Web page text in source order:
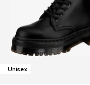
Unisex